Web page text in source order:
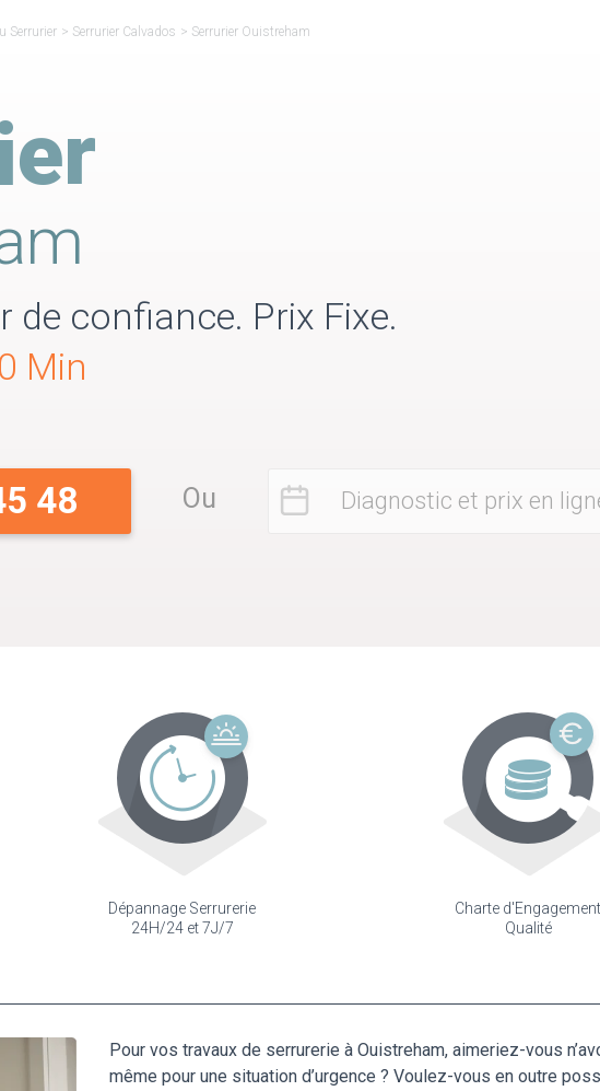
Serrurier > Serrurier Calvados > Serrurier Ouistreham
de confiance. Prix Fixe.
Min
48 Ou Diagnostic et prix en
Dépannage Serrurerie
24H/24 et 7J/7
Charte d'Engagement
Qualité
Pour vos travaux de serrurerie à Ouistreham, aimeriez-vous
même pour une situation d’urgence ? Voulez-vous en outre